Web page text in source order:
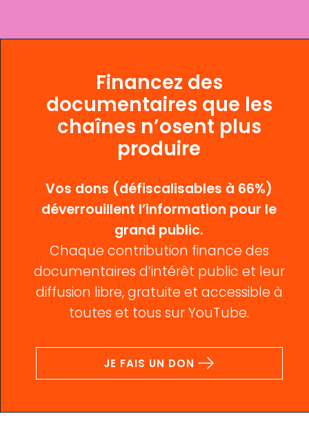
Financez des
documentaires que les
chaînes n’osent plus
produire
Vos dons (défiscalisables à 66%)
déverrouillent l’information pour le
grand public.
Chaque contribution finance des
documentaires d’intérêt public et leur
diffusion libre, gratuite et accessible à
toutes et tous sur YouTube.
JE FAIS UN DON